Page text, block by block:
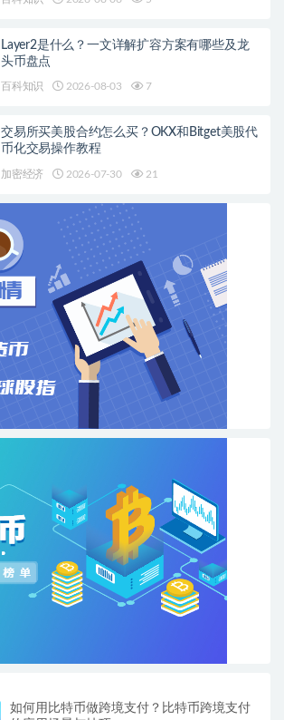
Layer2是什么？一文详解扩容方案有哪些及龙
头币盘点
百科知识 2026-08-03 7
交易所买美股合约怎么买？OKX和Bitget美股代
币化交易操作教程
加密经济 2026-07-30 21
如何用比特币做跨境支付？比特币跨境支付